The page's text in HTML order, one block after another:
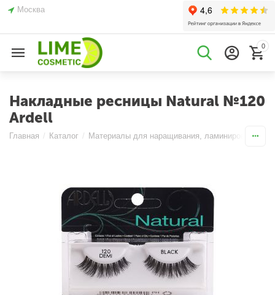
Москва
0
Накладные ресницы Natural №120
Ardell
Главная / Каталог / Материалы для наращивания, ламинирования и